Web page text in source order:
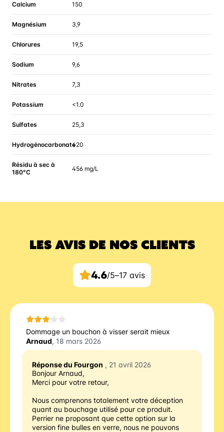
Calcium 150
Magnésium 3,9
Chlorures 19,5
Sodium 9,6
Nitrates 7,3
Potassium <1.0
Sulfates 25,3
Hydrogénocarbonate420
Résidu à sec à
180°C
456 mg/L
LES AVIS DE NOS CLIENTS
4.6/5–17 avis
Dommage un bouchon à visser serait mieux
Arnaud, 18 mars 2026
Réponse du Fourgon , 21 avril 2026
Bonjour Arnaud,
Merci pour votre retour,
Nous comprenons totalement votre déception
quant au bouchage utilisé pour ce produit.
Perrier ne proposant que cette option sur la
version fine bulles en verre, nous ne pouvons